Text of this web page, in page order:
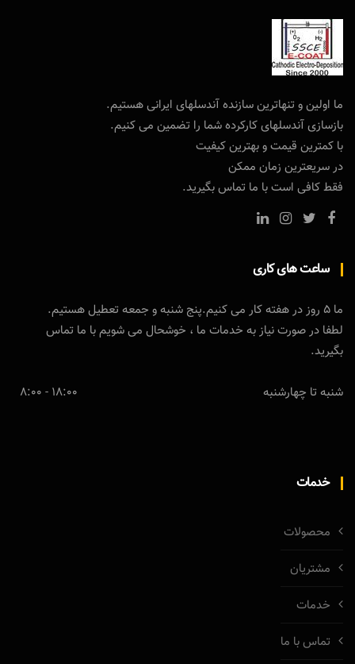
ما اولین و تنهاترین سازنده آندسلهای ایرانی هستیم.
بازسازی آندسلهای کارکرده شما را تضمین می کنیم.
با کمترین قیمت و بهترین کیفیت
در سریعترین زمان ممکن
فقط کافی است با ما تماس بگیرید.
ساعت های کاری
ما 5 روز در هفته کار می کنیم.پنج شنبه و جمعه تعطیل هستیم.
لطفا در صورت نیاز به خدمات ما ، خوشحال می شویم با ما تماس
بگیرید.
شنبه تا چهارشنبه 18:00 - 8:00
خدمات
محصولات
مشتریان
خدمات
تماس با ما